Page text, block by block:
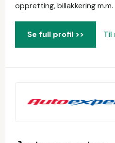
oppretting, billakkering m.m.
Se full profil >> Til